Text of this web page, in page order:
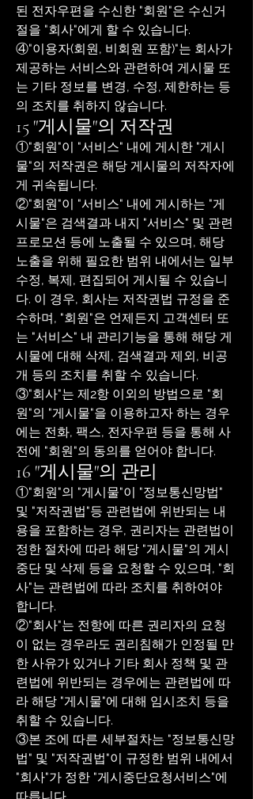
된 전자우편을 수신한 "회원"은 수신거
절을 "회사"에게 할 수 있습니다.
④"이용자(회원, 비회원 포함)"는 회사가
제공하는 서비스와 관련하여 게시물 또
는 기타 정보를 변경, 수정, 제한하는 등
의 조치를 취하지 않습니다.
15 "게시물"의 저작권
①"회원"이 "서비스" 내에 게시한 "게시
물"의 저작권은 해당 게시물의 저작자에
게 귀속됩니다.
②"회원"이 "서비스" 내에 게시하는 "게
시물"은 검색결과 내지 "서비스" 및 관련
프로모션 등에 노출될 수 있으며, 해당
노출을 위해 필요한 범위 내에서는 일부
수정, 복제, 편집되어 게시될 수 있습니
다. 이 경우, 회사는 저작권법 규정을 준
수하며, "회원"은 언제든지 고객센터 또
는 "서비스" 내 관리기능을 통해 해당 게
시물에 대해 삭제, 검색결과 제외, 비공
개 등의 조치를 취할 수 있습니다.
③"회사"는 제2항 이외의 방법으로 "회
원"의 "게시물"을 이용하고자 하는 경우
에는 전화, 팩스, 전자우편 등을 통해 사
전에 "회원"의 동의를 얻어야 합니다.
16 "게시물"의 관리
①"회원"의 "게시물"이 "정보통신망법"
및 "저작권법"등 관련법에 위반되는 내
용을 포함하는 경우, 권리자는 관련법이
정한 절차에 따라 해당 "게시물"의 게시
중단 및 삭제 등을 요청할 수 있으며, "회
사"는 관련법에 따라 조치를 취하여야
합니다.
②"회사"는 전항에 따른 권리자의 요청
이 없는 경우라도 권리침해가 인정될 만
한 사유가 있거나 기타 회사 정책 및 관
련법에 위반되는 경우에는 관련법에 따
라 해당 "게시물"에 대해 임시조치 등을
취할 수 있습니다.
③본 조에 따른 세부절차는 "정보통신망
법" 및 "저작권법"이 규정한 범위 내에서
"회사"가 정한 "게시중단요청서비스"에